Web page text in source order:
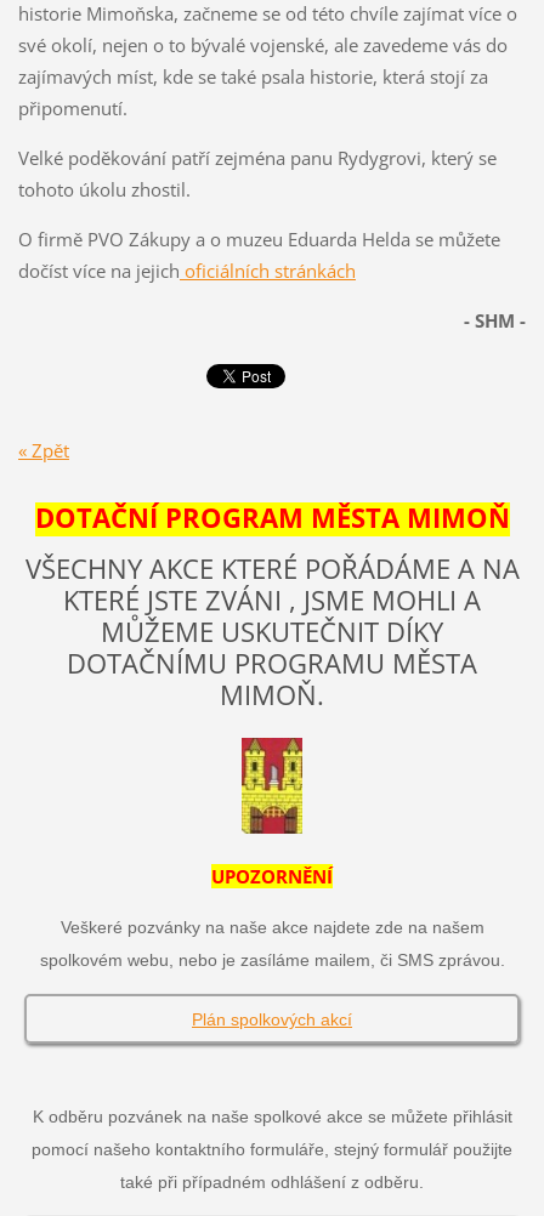
historie Mimoňska, začneme se od této chvíle zajímat více o
své okolí, nejen o to bývalé vojenské, ale zavedeme vás do
zajímavých míst, kde se také psala historie, která stojí za
připomenutí.
Velké poděkování patří zejména panu Rydygrovi, který se
tohoto úkolu zhostil.
O firmě PVO Zákupy a o muzeu Eduarda Helda se můžete
dočíst více na jejich oficiálních stránkách
- SHM -
« Zpět
DOTAČNÍ PROGRAM MĚSTA MIMOŇ
VŠECHNY AKCE KTERÉ POŘÁDÁME A NA
KTERÉ JSTE ZVÁNI , JSME MOHLI A
MŮŽEME USKUTEČNIT DÍKY
DOTAČNÍMU PROGRAMU MĚSTA
MIMOŇ.
UPOZORNĚNÍ
Veškeré pozvánky na naše akce najdete zde na našem
spolkovém webu, nebo je zasíláme mailem, či SMS zprávou.
Plán spolkových akcí
K odběru pozvánek na naše spolkové akce se můžete přihlásit
pomocí našeho kontaktního formuláře, stejný formulář použijte
také při případném odhlášení z odběru.